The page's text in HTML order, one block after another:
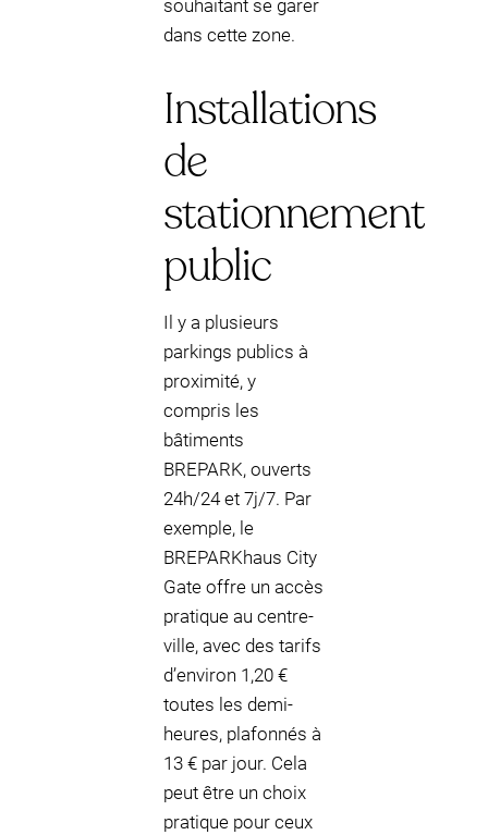
souhaitant se garer
dans cette zone.
Installations
de
stationnement
public
Il y a plusieurs
parkings publics à
proximité, y
compris les
bâtiments
BREPARK, ouverts
24h/24 et 7j/7. Par
exemple, le
BREPARKhaus City
Gate offre un accès
pratique au centre-
ville, avec des tarifs
d’environ 1,20 €
toutes les demi-
heures, plafonnés à
13 € par jour. Cela
peut être un choix
pratique pour ceux